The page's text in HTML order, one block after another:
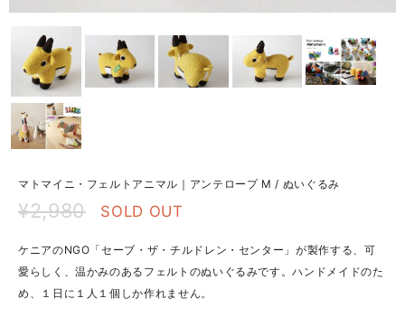
マトマイニ・フェルトアニマル｜アンテロープ M / ぬいぐるみ
¥2,980 SOLD OUT
ケニアのNGO「セーブ・ザ・チルドレン・センター」が製作する、可
愛らしく、温かみのあるフェルトのぬいぐるみです。ハンドメイドのた
め、１日に１人１個しか作れません。